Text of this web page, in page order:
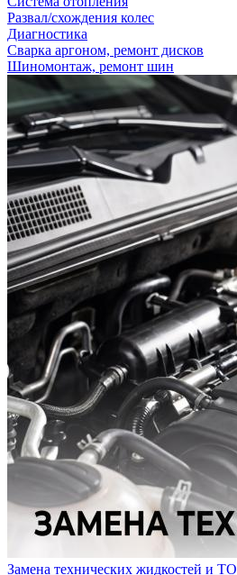
Развал/схождения колес
Диагностика
Сварка аргоном, ремонт дисков
Шиномонтаж, ремонт шин
Замена технических жидкостей и ТО